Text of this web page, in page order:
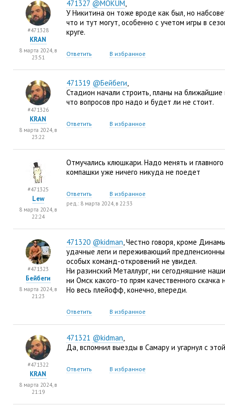
471327 @MOKUM,
У Никитина он тоже вроде как был, но
что и тут могут, особенно с учетом игры в
круге.
Ответить В избранное
#471328
KRAN
8 марта 2024, в
23:51
471319 @Бейбеги,
Стадион начали строить, планы на ближайшие
что вопросов про надо и будет ли не стоит.
Ответить В избранное
#471326
KRAN
8 марта 2024, в
23:22
Отмучались клюшкари. Надо менять и
компашки уже ничего никуда не поедет
Ответить В избранное
ред.: 8 марта 2024, в 22:33
#471325
Lew
8 марта 2024, в
22:24
471320 @kidman, Честно говоря, кроме
удачные леги и переживающий
особых команд-откровений не увидел.
Ни разинский Металлург, ни сегодняшние
ни Омск какого-то прям качественного скачка
Но весь плейофф, конечно, впереди.
Ответить В избранное
#471323
Бейбеги
8 марта 2024, в
21:23
471321 @kidman,
Да, вспомнил выезды в Самару и угарнул с
Ответить В избранное
#471322
KRAN
8 марта 2024, в
21:19